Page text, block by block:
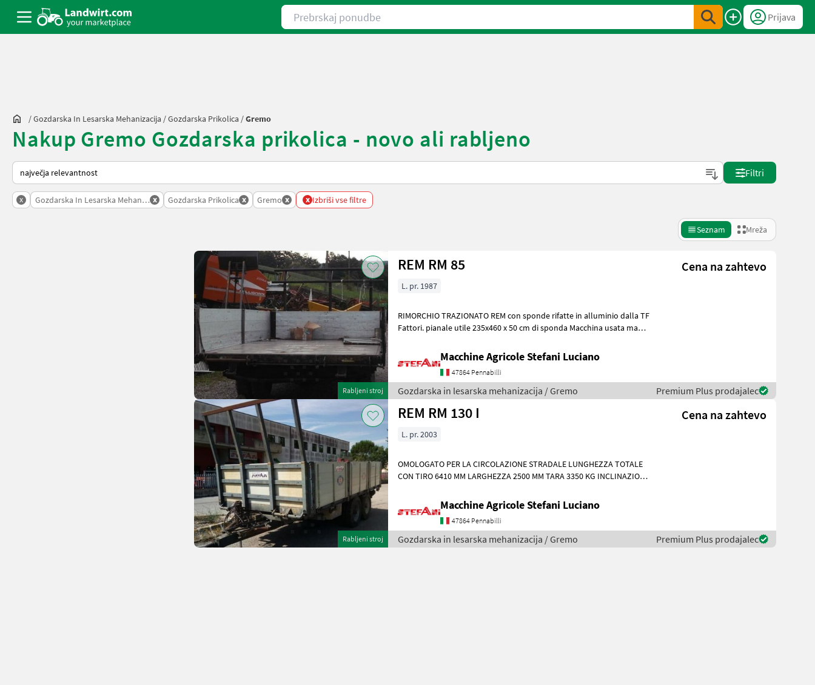
Prebrskaj ponudbe
Prijava
/Gozdarska In Lesarska Mehanizacija /Gozdarska Prikolica /Gremo
Nakup Gremo Gozdarska prikolica - novo ali rabljeno
Tako je razvrščeno na Landwirt.com
Filtri
x Gozdarska In Lesarska Mehanizacija
x Gozdarska Prikolica x Gremo x x Izbriši vse filtre
Seznam Mreža
Rabljeni stroj
REM RM 85 Cena na zahtevo
L. pr. 1987
RIMORCHIO TRAZIONATO REM con sponde rifatte in alluminio dalla TF
Fattori. pianale utile 235x460 x 50 cm di sponda Macchina usata ma
Macchine Agricole Stefani Luciano
47864 Pennabilli
Gozdarska in lesarska mehanizacija / Gremo Premium Plus prodajalec
Rabljeni stroj
REM RM 130 I Cena na zahtevo
L. pr. 2003
OMOLOGATO PER LA CIRCOLAZIONE STRADALE LUNGHEZZA TOTALE
CON TIRO 6410 MM LARGHEZZA 2500 MM TARA 3350 KG INCLINAZIONE
Macchine Agricole Stefani Luciano
47864 Pennabilli
Gozdarska in lesarska mehanizacija / Gremo Premium Plus prodajalec